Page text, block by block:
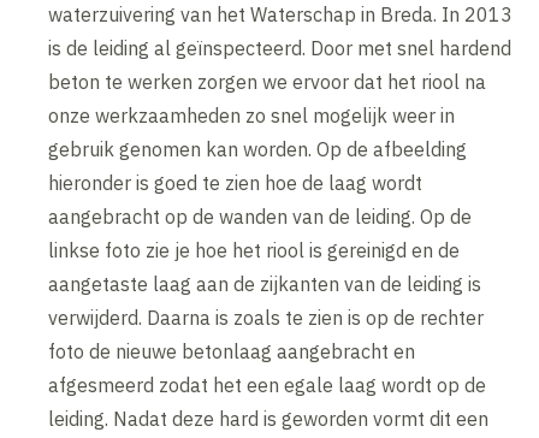
waterzuivering van het Waterschap in Breda. In 2013
is de leiding al geïnspecteerd. Door met snel hardend
beton te werken zorgen we ervoor dat het riool na
onze werkzaamheden zo snel mogelijk weer in
gebruik genomen kan worden. Op de afbeelding
hieronder is goed te zien hoe de laag wordt
aangebracht op de wanden van de leiding. Op de
linkse foto zie je hoe het riool is gereinigd en de
aangetaste laag aan de zijkanten van de leiding is
verwijderd. Daarna is zoals te zien is op de rechter
foto de nieuwe betonlaag aangebracht en
afgesmeerd zodat het een egale laag wordt op de
leiding. Nadat deze hard is geworden vormt dit een